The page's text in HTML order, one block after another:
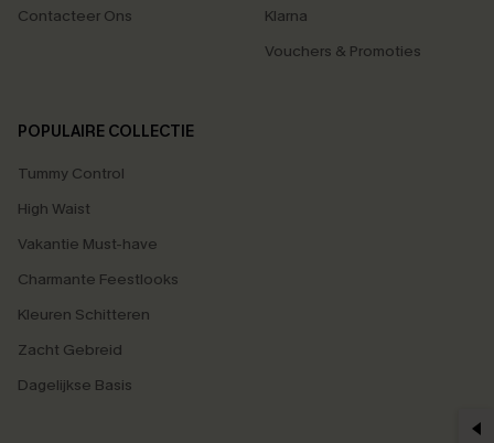
Contacteer Ons
Klarna
Vouchers & Promoties
POPULAIRE COLLECTIE
Tummy Control
High Waist
Vakantie Must-have
Charmante Feestlooks
Kleuren Schitteren
Zacht Gebreid
Dagelijkse Basis